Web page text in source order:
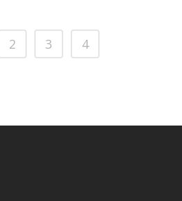
2 3 4